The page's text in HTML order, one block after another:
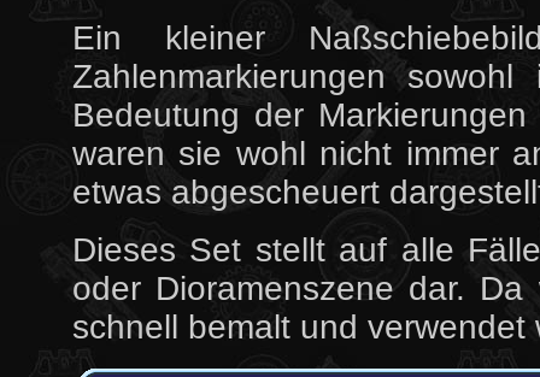
Ein kleiner
Zahlenmarkierungen
Bedeutung der
waren sie wohl nicht immer
etwas abgescheuert
Dieses Set stellt auf alle
oder Dioramenszene dar.
schnell bemalt und verwendet